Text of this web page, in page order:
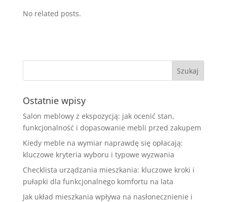
No related posts.
Ostatnie wpisy
Salon meblowy z ekspozycją: jak ocenić stan,
funkcjonalność i dopasowanie mebli przed zakupem
Kiedy meble na wymiar naprawdę się opłacają:
kluczowe kryteria wyboru i typowe wyzwania
Checklista urządzania mieszkania: kluczowe kroki i
pułapki dla funkcjonalnego komfortu na lata
Jak układ mieszkania wpływa na nasłonecznienie i